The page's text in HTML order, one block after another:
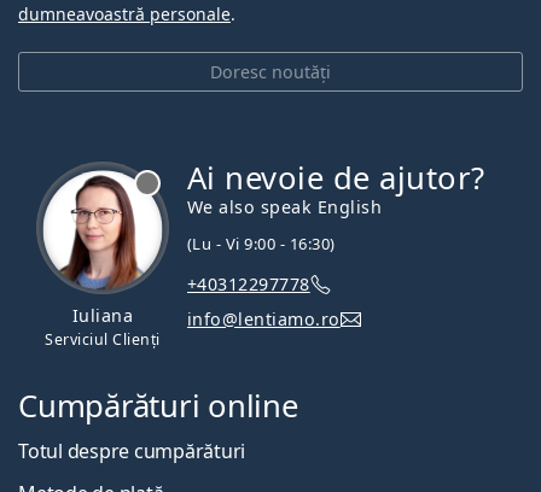
Doresc noutăți
dumneavoastră personale.
Iuliana
Serviciul Clienți
Ai nevoie de ajutor?
We also speak English
(Lu - Vi 9:00 - 16:30)
+40312297778
info@lentiamo.ro
Cumpărături online
Totul despre cumpărături